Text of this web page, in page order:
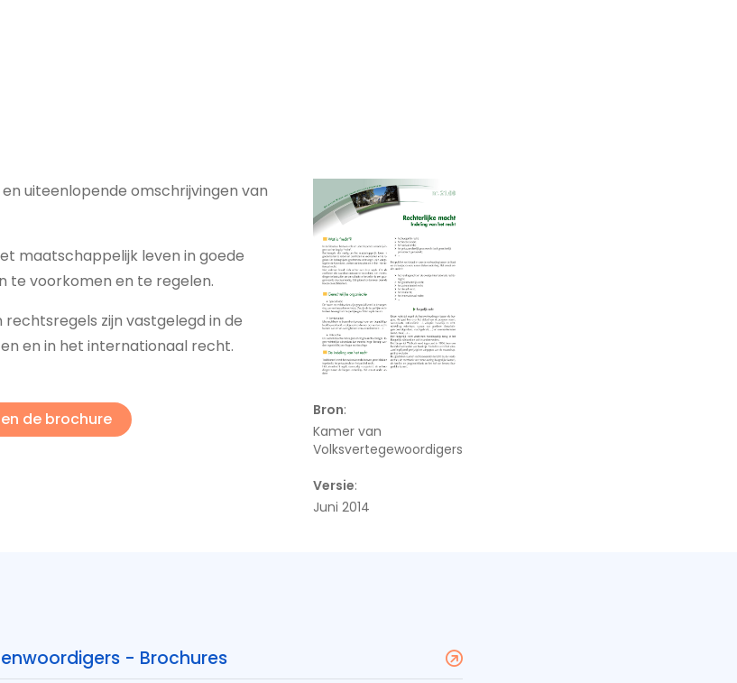
uiteenlopende omschrijvingen van
maatschappelijk leven in goede
te voorkomen en te regelen.
zijn vastgelegd in de
en in het internationaal recht.
de brochure Bron:
Kamer van
Volksvertegewoordigers
Versie:
Juni 2014
- Brochures